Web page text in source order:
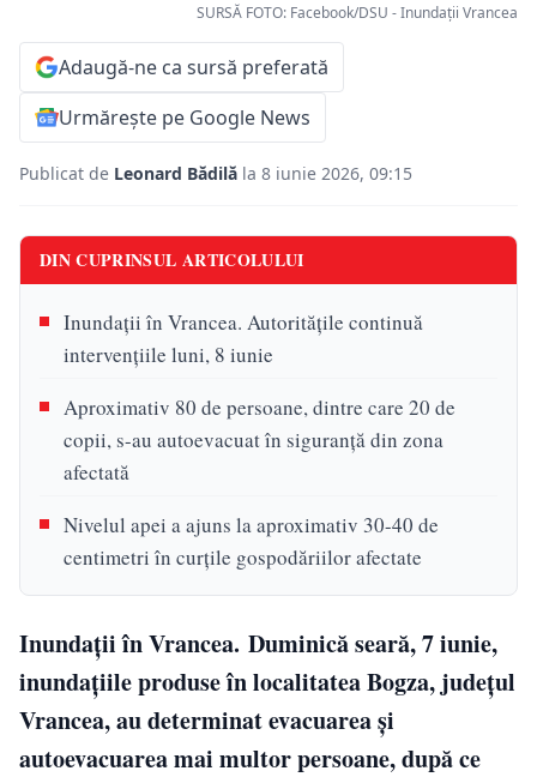
SURSĂ FOTO: Facebook/DSU - Inundații Vrancea
Adaugă-ne ca sursă preferată
Urmărește pe Google News
Publicat de Leonard Bădilă la 8 iunie 2026, 09:15
DIN CUPRINSUL ARTICOLULUI
Inundații în Vrancea. Autoritățile continuă
intervențiile luni, 8 iunie
Aproximativ 80 de persoane, dintre care 20 de
copii, s-au autoevacuat în siguranță din zona
afectată
Nivelul apei a ajuns la aproximativ 30-40 de
centimetri în curțile gospodăriilor afectate
Inundații în Vrancea. Duminică seară, 7 iunie,
inundațiile produse în localitatea Bogza, județul
Vrancea, au determinat evacuarea și
autoevacuarea mai multor persoane, după ce